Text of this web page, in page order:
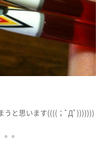
うと思います((((；ﾟДﾟ)))))))
。。